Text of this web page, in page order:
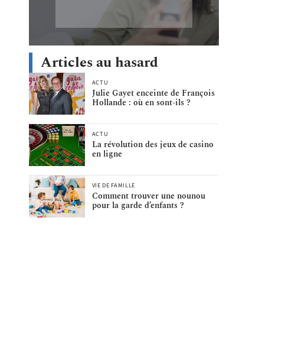
Articles au hasard
ACTU
Julie Gayet enceinte de François
Hollande : où en sont-ils ?
ACTU
La révolution des jeux de casino
en ligne
VIE DE FAMILLE
Comment trouver une nounou
pour la garde d’enfants ?